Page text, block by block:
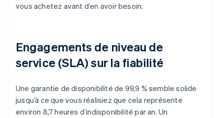
vous achetez avant d’en avoir besoin.
Engagements de niveau de
service (SLA) sur la fiabilité
Une garantie de disponibilité de 99,9 % semble solide
jusqu’à ce que vous réalisiez que cela représente
environ 8,7 heures d’indisponibilité par an. Un